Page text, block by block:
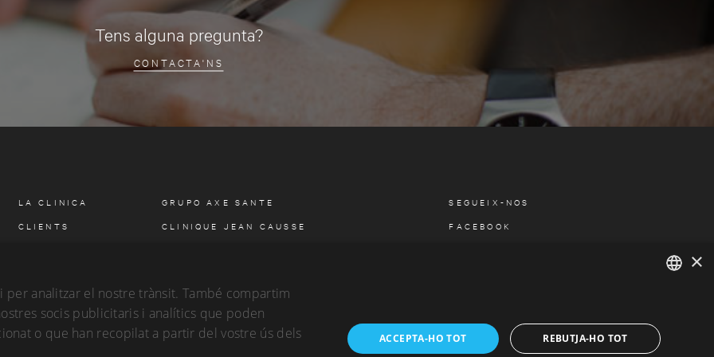
Tens alguna pregunta?
CONTACTA'NS
LA CLINICA
CLIENTS
LA IMATGE
CONTACTE
CITA PREVIA
GRUPO AXE SANTE
CLINIQUE JEAN CAUSSE
SEGUEIX-NOS
FACEBOOK
CATALAN
×
analitzar el nostre trànsit. També compartim
socis publicitaris i analítics que poden
o que han recopilat a partir del vostre ús dels
ACCEPTA-HO TOT REBUTJA-HO TOT